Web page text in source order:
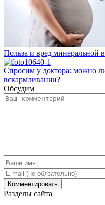
Польза и вред минеральной
Спросим у доктора: можно
вскармливании?
Обсудим
Разделы сайта